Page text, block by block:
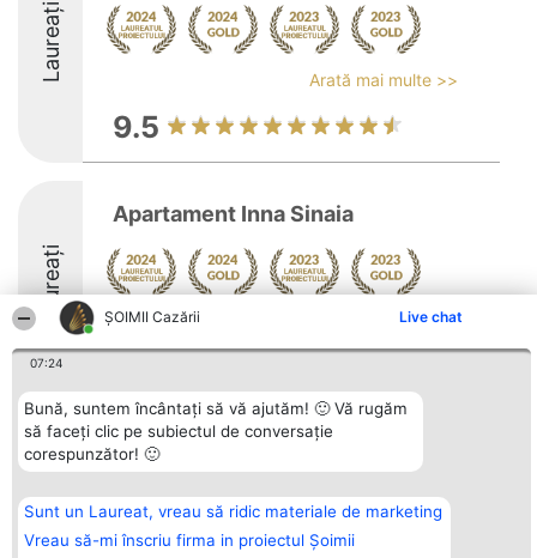
ȘOIMII Cazării Live chat
07:24
Bună, suntem încântați să vă ajutăm! 🙂 Vă rugăm
să faceți clic pe subiectul de conversație
corespunzător! 🙂
Sunt un Laureat, vreau să ridic materiale de marketing
Vreau să-mi înscriu firma in proiectul Șoimii
Laureați Arată mai multe >>
9.5
Laureați
Apartament Inna Sinaia
Arată mai multe >>
Organizator Ranking
BRIGHT SOLUTIONS BR SRL
Sc. A Et. 4 Ap. 13 Cod 061952
CUI 36737675
Câștigătorii
Laureaților
Statut
Contact